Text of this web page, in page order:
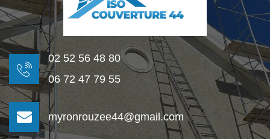
02 52 56 48 80
06 72 47 79 55
myronrouzee44@gmail.com